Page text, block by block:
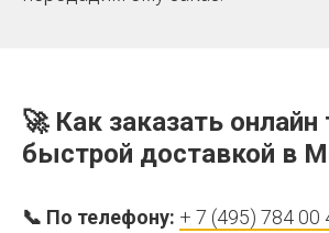
🚀 Как заказать онлайн
быстрой доставкой в
📞 По телефону: + 7 (495) 784 00